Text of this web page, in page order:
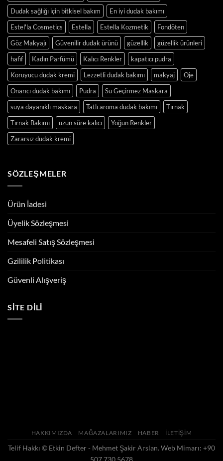
Dudak sağlığı için bitkisel bakım
En iyi dudak bakımı
Estel'la Cosmetics
Estella Estella Kozmetik
Fondöten
Göz Makyajı
Güvenilir dudak ürünü güzellik
güzellik ürünleri
hafif
Kadın Parfümü Kalıcı Renkler
kapatıcı pudra
Koruyucu dudak kremi
Lezzetli dudak bakımı makyaj
Oje
Onarıcı dudak bakımı
Pudra
Su Geçirmez Maskara
suya dayanıklı maskara
Tatlı aroma dudak bakımı
Tırnak
Tırnak Bakımı
uzun süre kalıcı
Yoğun Renkler
Zararsız dudak kremi
SÖZLEŞMELER
Ürün İadesi
Üyelik Sözleşmesi
Mesafeli Satış Sözleşmesi
Gzililik Politikası
Güvenli Alışveriş
SITE DILI